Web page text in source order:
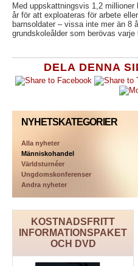
DELA DENNA
NYHETSKATEGORIER
Alla nyheter
Människohandel
Världsturnéer
Ungdomskonferenser
Andra nyheter
KOSTNADSFRITT
INFORMATIONSPAKET
OCH DVD
Med uppskattningsvis 1,2
år för att exploateras för arbete
barnsoldater – vissa inte mer än 8
grundskoleålder som berövas varje